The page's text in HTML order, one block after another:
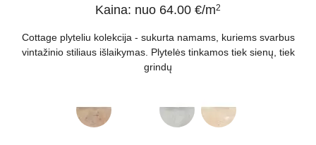
Kaina: nuo 64.00 €/m2
Cottage plyteliu kolekcija - sukurta namams, kuriems svarbus
vintažinio stiliaus išlaikymas. Plytelės tinkamos tiek sienų, tiek
grindų